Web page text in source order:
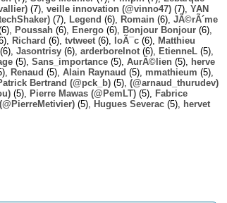
(7), veille innovation (@vinno47) (7), YAN
(7), Legend (6), Romain (6), JÃ©rÃ´me
Poussah (6), Energo (6), Bonjour Bonjour (6),
Richard (6), tvtweet (6), loÃ¯c (6),
Matthieu
(6), Jasontrisy (6), arderborelnot (6), EtienneL (5),
(5), Sans_importance (5), AurÃ©lien (5),
herve
Renaud (5), Alain Raynaud (5), mmathieum (5),
Bertrand (@pck_b) (5), (@arnaud_thurudev)
(5), Pierre Mawas (@PemLT) (5),
Fabrice
(5), Hugues Severac (5),
hervet